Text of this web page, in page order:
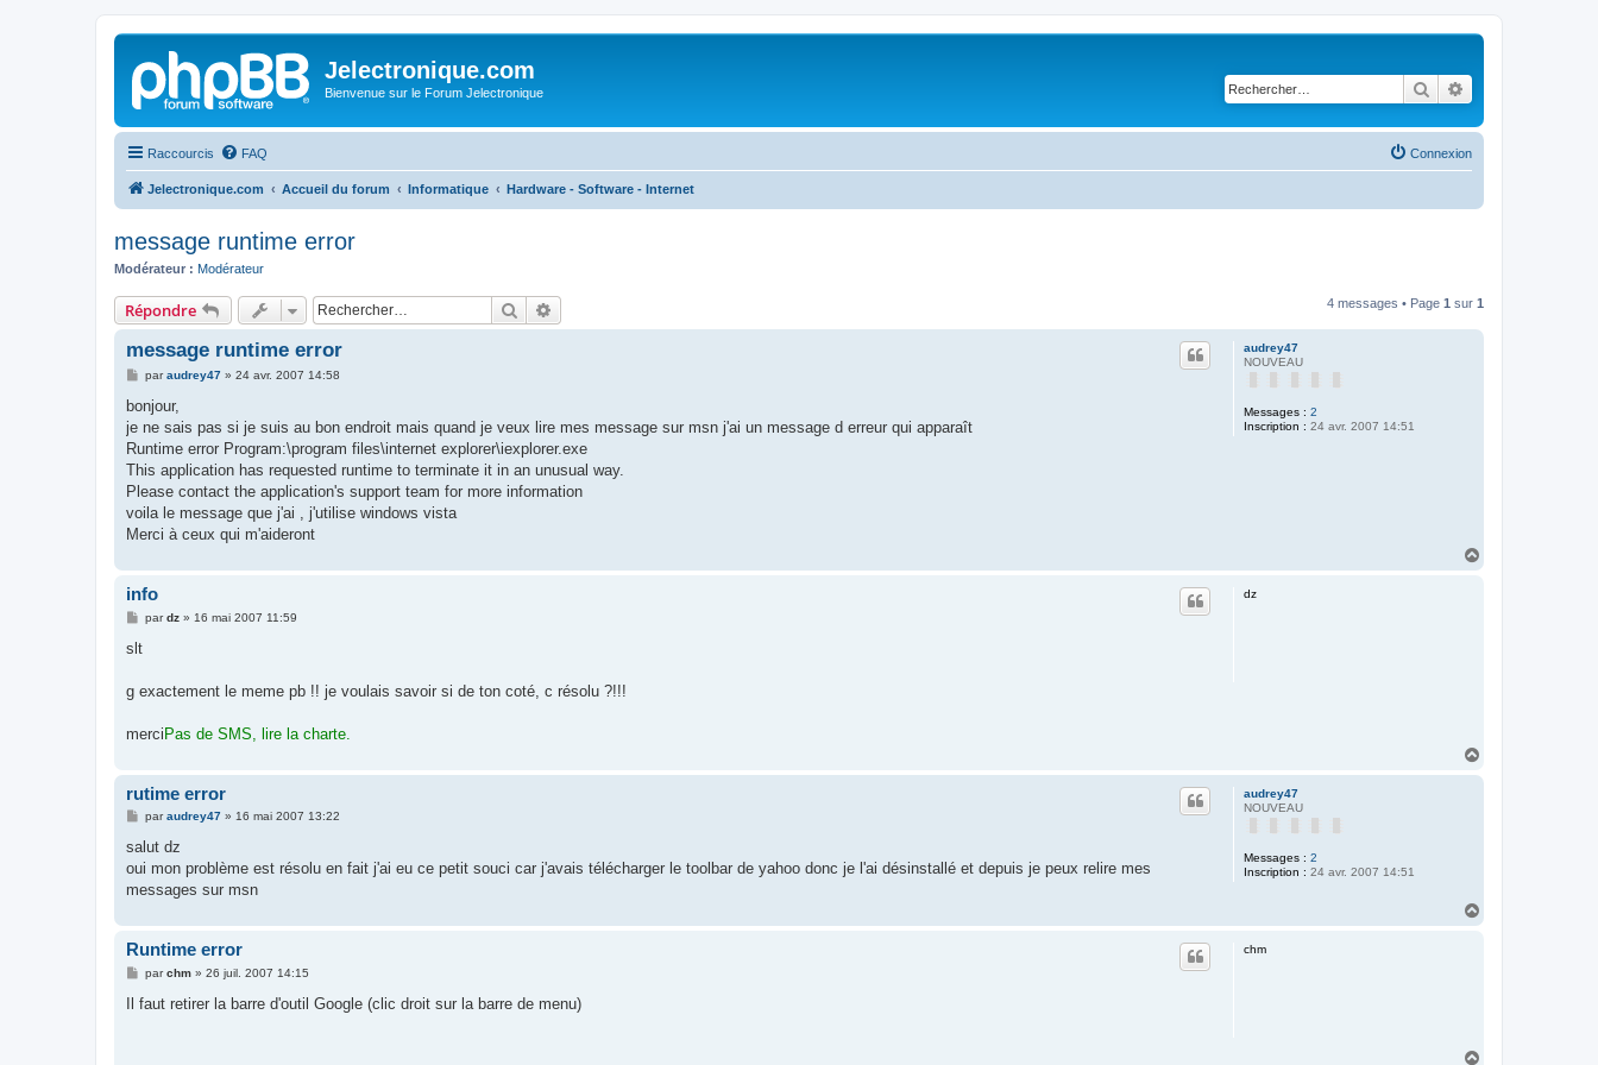
Jelectronique.com
Bienvenue sur le Forum Jelectronique Rechercher
Raccourcis FAQ Connexion
Jelectronique.com Accueil du forum Informatique Hardware - Software - Internet
message runtime error
Modérateur : Modérateur
Répondre Rechercher 4 messages • Page 1 sur 1
audrey47
NOUVEAU
Messages : 2
Inscription : 24 avr. 2007 14:51
message runtime error
M
s
a
g
paraudrey47» 24 avr. 2007 14:58
bonjour,
je ne sais pas si je suis au bon endroit mais quand je veux lire mes message sur msn j'ai un message d erreur qui apparaît
Runtime error Program:\program files\internet explorer\iexplorer.exe
This application has requested runtime to terminate it in an unusual way.
Please contact the application's support team for more information
voila le message que j'ai , j'utilise windows vista
Merci à ceux qui m'aideront
dz
info
M
s
g
pardz» 16 mai 2007 11:59
slt
g exactement le meme pb !! je voulais savoir si de ton coté, c résolu ?!!!
merciPas de SMS, lire la charte.
audrey47
NOUVEAU
Messages : 2
Inscription : 24 avr. 2007 14:51
rutime error
M
s
a
g
paraudrey47» 16 mai 2007 13:22
salut dz
oui mon problème est résolu en fait j'ai eu ce petit souci car j'avais télécharger le toolbar de yahoo donc je l'ai désinstallé et depuis je peux relire mes
messages sur msn
chm
Runtime error
M
s
parchm» 26 juil. 2007 14:15
Il faut retirer la barre d'outil Google (clic droit sur la barre de menu)